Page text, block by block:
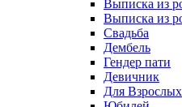
Выписка из
Выписка из
Свадьба
Дембель
Гендер пати
Девичник
Для Взрослых